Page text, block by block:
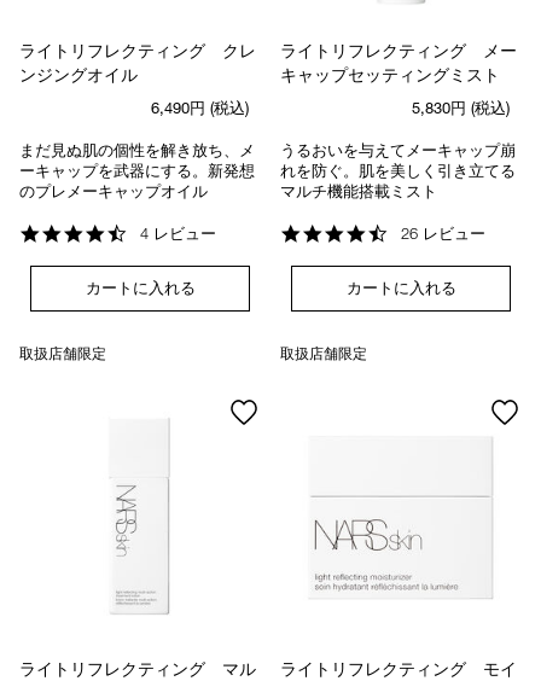
ライトリフレクティング クレ
ンジングオイル
6,490円 (税込)
まだ見ぬ肌の個性を解き放ち、メ
ーキャップを武器にする。新発想
のプレメーキャップオイル
4.5
rating
4 レビュー
カートに入れる
ライトリフレクティング メー
キャップセッティングミスト
5,830円 (税込)
うるおいを与えてメーキャップ崩
れを防ぐ。肌を美しく引き立てる
マルチ機能搭載ミスト
4.4
rating
26 レビュー
カートに入れる
取扱店舗限定
ライトリフレクティング マル
取扱店舗限定
ライトリフレクティング モイ